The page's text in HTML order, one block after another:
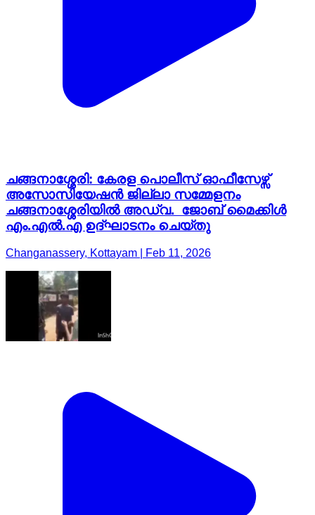
ചങ്ങനാശ്ശേരി: കേരള പൊലീസ് ഓഫീസേഴ്സ്
അസോസിയേഷൻ ജില്ലാ സമ്മേളനം
ചങ്ങനാശ്ശേരിയിൽ അഡ്വ. ജോബ് മൈക്കിൾ
എം.എൽ.എ ഉദ്ഘാടനം ചെയ്തു
Changanassery, Kottayam | Feb 11, 2026